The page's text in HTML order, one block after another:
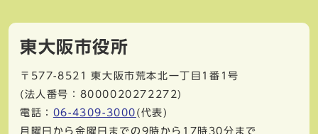
東大阪市役所
〒577-8521
東大阪市荒本北一丁目1番1号
(法人番号：8000020272272)
電話： 06-4309-3000 (代表)
月曜日から金曜日までの9時から17時30分まで